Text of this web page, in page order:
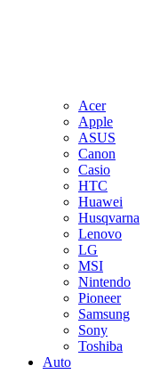
Acer
Apple
ASUS
Canon
Casio
HTC
Huawei
Husqvarna
Lenovo
LG
MSI
Nintendo
Pioneer
Samsung
Sony
Toshiba
Auto